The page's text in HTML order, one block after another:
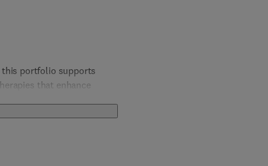
this portfolio supports
that enhance